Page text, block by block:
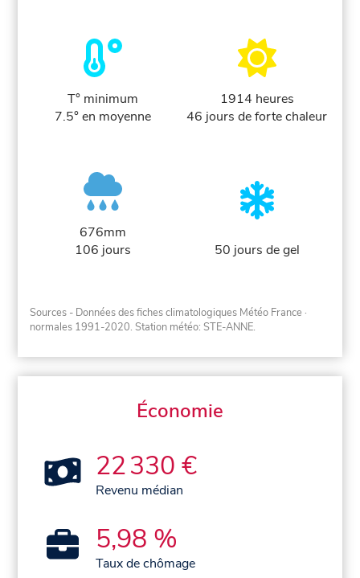
T° minimum
7.5° en moyenne
1914 heures
46 jours de forte chaleur
676mm
106 jours
50 jours de gel
Sources - Données des fiches climatologiques Météo France ·
normales 1991-2020. Station météo: STE-ANNE.
Économie
22 330 €
Revenu médian
5,98 %
Taux de chômage